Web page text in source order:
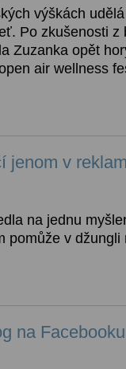
výškách
Po zkušenosti z
Zuzanka opět
air wellness
jenom v
na jednu
pomůže v džungli
na Facebooku